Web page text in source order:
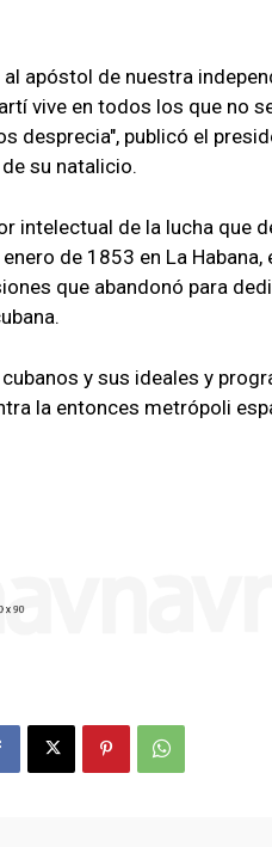
apóstol de nuestra
vive en todos los que no
desprecia", publicó el
su natalicio.
intelectual de la lucha que
de 1853 en La Habana,
que abandonó para
y sus ideales y
la entonces metrópoli